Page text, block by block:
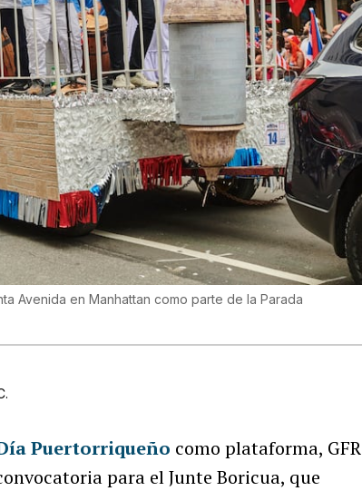
Avenida en Manhattan como parte de la Parada
Puertorriqueño como plataforma, GFR
para el Junte Boricua, que